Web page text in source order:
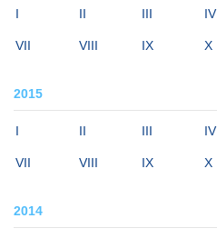
I II III IV
VII VIII IX X
2015
I II III IV
VII VIII IX X
2014